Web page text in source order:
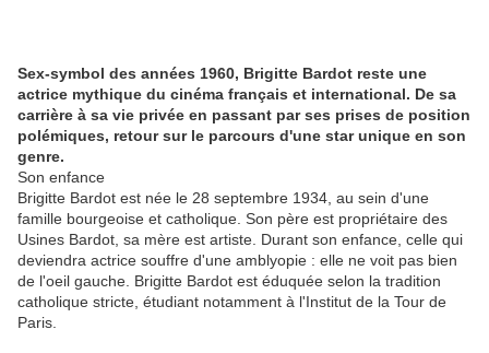
Sex-symbol des années 1960, Brigitte Bardot reste une
actrice mythique du cinéma français et international. De sa
carrière à sa vie privée en passant par ses prises de position
polémiques, retour sur le parcours d'une star unique en son
genre.
Son enfance
Brigitte Bardot est née le 28 septembre 1934, au sein d'une
famille bourgeoise et catholique. Son père est propriétaire des
Usines Bardot, sa mère est artiste. Durant son enfance, celle qui
deviendra actrice souffre d'une amblyopie : elle ne voit pas bien
de l'oeil gauche. Brigitte Bardot est éduquée selon la tradition
catholique stricte, étudiant notamment à l'Institut de la Tour de
Paris.